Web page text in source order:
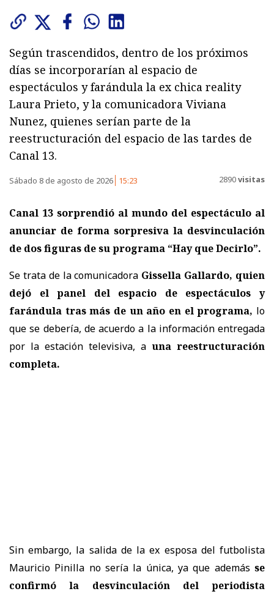
Según trascendidos, dentro de los próximos
días se incorporarían al espacio de
espectáculos y farándula la ex chica reality
Laura Prieto, y la comunicadora Viviana
Nunez, quienes serían parte de la
reestructuración del espacio de las tardes de
Canal 13.
Sábado 8 de agosto de 2026 15:23 2890visitas
Canal 13 sorprendió al mundo del espectáculo al
anunciar de forma sorpresiva la desvinculación
de dos figuras de su programa “Hay que Decirlo”.
Se trata de la comunicadora Gissella Gallardo, quien
dejó el panel del espacio de espectáculos y
farándula tras más de un año en el programa, lo
que se debería, de acuerdo a la información entregada
por la estación televisiva, a una reestructuración
completa.
Sin embargo, la salida de la ex esposa del futbolista
Mauricio Pinilla no sería la única, ya que además se
confirmó la desvinculación del periodista